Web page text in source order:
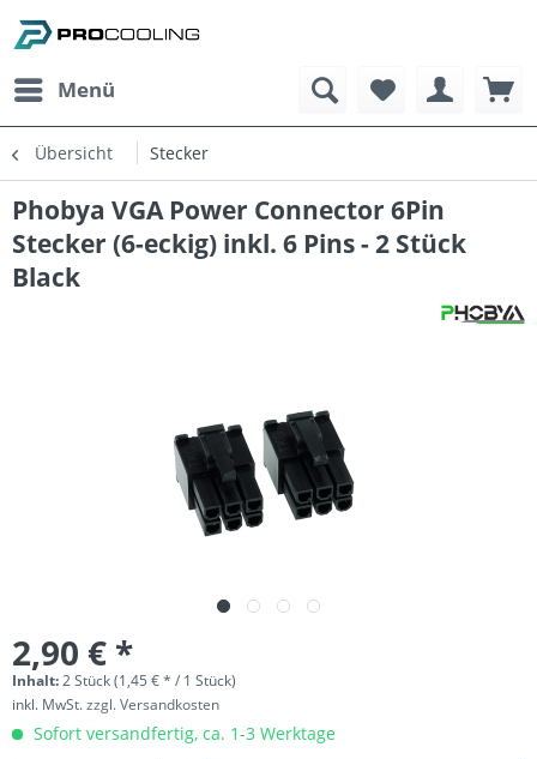
Menü
Übersicht Stecker
Phobya VGA Power Connector 6Pin
Stecker (6-eckig) inkl. 6 Pins - 2 Stück
Black
2,90 € *
Inhalt:2 Stück (1,45 € * / 1 Stück)
inkl. MwSt.zzgl. Versandkosten
Sofort versandfertig, ca. 1-3 Werktage